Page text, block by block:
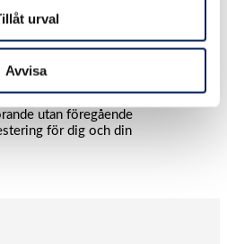
urval
Avvisa
UNIK-silon
silo levereras med 10 års
oss rätten att göra ändringar i
utan föregående
för dig och din